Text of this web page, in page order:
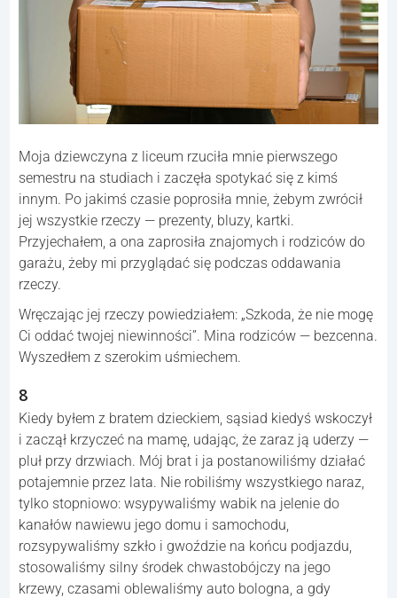
Moja dziewczyna z liceum rzuciła mnie pierwszego
semestru na studiach i zaczęła spotykać się z kimś
innym. Po jakimś czasie poprosiła mnie, żebym zwrócił
jej wszystkie rzeczy — prezenty, bluzy, kartki.
Przyjechałem, a ona zaprosiła znajomych i rodziców do
garażu, żeby mi przyglądać się podczas oddawania
rzeczy.
Wręczając jej rzeczy powiedziałem: „Szkoda, że nie mogę
Ci oddać twojej niewinności”. Mina rodziców — bezcenna.
Wyszedłem z szerokim uśmiechem.
8
Kiedy byłem z bratem dzieckiem, sąsiad kiedyś wskoczył
i zaczął krzyczeć na mamę, udając, że zaraz ją uderzy —
pluł przy drzwiach. Mój brat i ja postanowiliśmy działać
potajemnie przez lata. Nie robiliśmy wszystkiego naraz,
tylko stopniowo: wsypywaliśmy wabik na jelenie do
kanałów nawiewu jego domu i samochodu,
rozsypywaliśmy szkło i gwoździe na końcu podjazdu,
stosowaliśmy silny środek chwastobójczy na jego
krzewy, czasami oblewaliśmy auto bologna, a gdy